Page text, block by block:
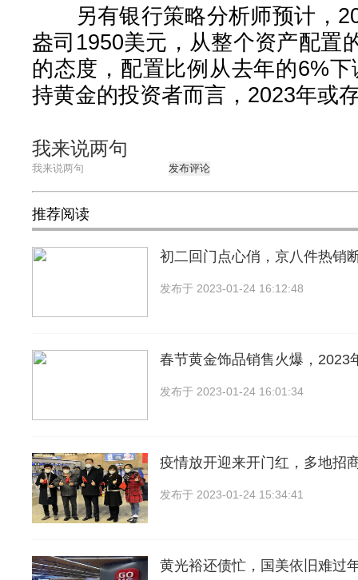
另有银行策略分析师预计，
盎司1950美元，从整个资产配置
的态度，配置比例从去年的6%
持黄金的投资者而言，2023年或
我来说两句
发布评论
推荐阅读
初二回门点心俏，京八件热销
发布于 2023-01-24 16:12:48
春节黄金饰品销售火爆，2023
发布于 2023-01-24 16:01:34
疫情放开迎来开门红，多地招
发布于 2023-01-24 15:34:41
黄光裕还债忙，国美依旧难过